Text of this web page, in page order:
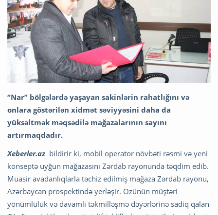
“Nar” bölgələrdə yaşayan sakinlərin rahatlığını və
onlara göstərilən xidmət səviyyəsini daha da
yüksəltmək məqsədilə mağazalarının sayını
artırmaqdadır.
Xeberler.az bildirir ki, mobil operator növbəti rəsmi və yeni
konseptə uyğun mağazasını Zərdab rayonunda təqdim edib.
Müasir avadanlıqlarla təchiz edilmiş mağaza Zərdab rayonu,
Azərbaycan prospektində yerləşir. Özünün müştəri
yönümlülük və davamlı təkmilləşmə dəyərlərinə sadiq qalan